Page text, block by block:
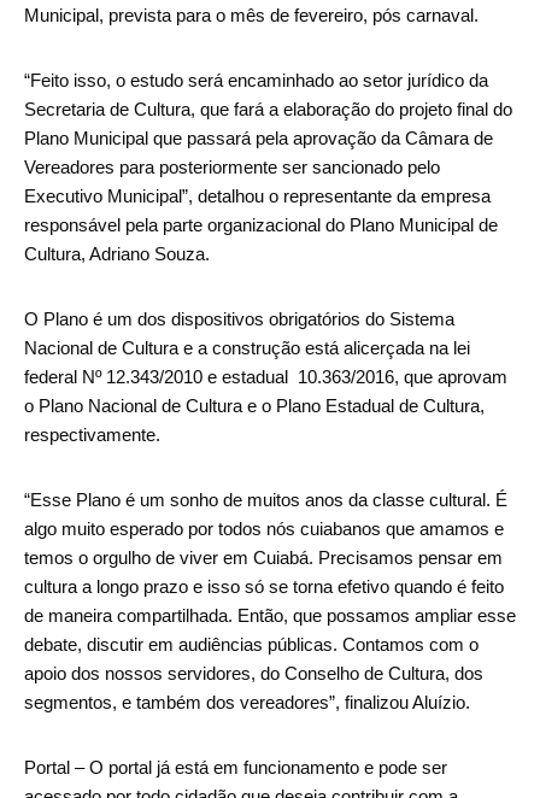
Municipal, prevista para o mês de fevereiro, pós carnaval.
“Feito isso, o estudo será encaminhado ao setor jurídico da
Secretaria de Cultura, que fará a elaboração do projeto final do
Plano Municipal que passará pela aprovação da Câmara de
Vereadores para posteriormente ser sancionado pelo
Executivo Municipal”, detalhou o representante da empresa
responsável pela parte organizacional do Plano Municipal de
Cultura, Adriano Souza.
O Plano é um dos dispositivos obrigatórios do Sistema
Nacional de Cultura e a construção está alicerçada na lei
federal Nº 12.343/2010 e estadual 10.363/2016, que aprovam
o Plano Nacional de Cultura e o Plano Estadual de Cultura,
respectivamente.
“Esse Plano é um sonho de muitos anos da classe cultural. É
algo muito esperado por todos nós cuiabanos que amamos e
temos o orgulho de viver em Cuiabá. Precisamos pensar em
cultura a longo prazo e isso só se torna efetivo quando é feito
de maneira compartilhada. Então, que possamos ampliar esse
debate, discutir em audiências públicas. Contamos com o
apoio dos nossos servidores, do Conselho de Cultura, dos
segmentos, e também dos vereadores”, finalizou Aluízio.
Portal – O portal já está em funcionamento e pode ser